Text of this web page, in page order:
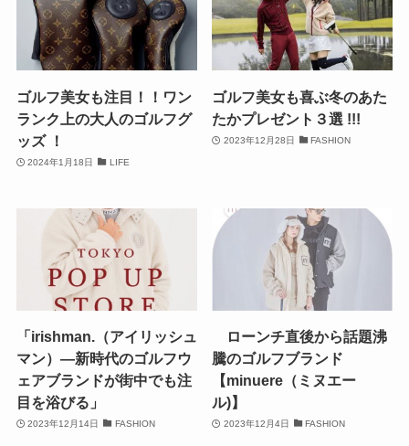
ゴルフ美女も注目！！ワン
ランク上の大人のゴルフグ
ッズ ！
2024年1月18日 LIFE
ゴルフ美女も喜ぶ冬のあた
たかプレゼント３選 !!!
2023年12月28日 FASHION
「irishman.（アイリッシュ
マン）―新時代のゴルフウ
ェアブランドが街中でも注
目を浴びる」
2023年12月14日 FASHION
ローンチ直後から話題沸
騰のゴルフブランド
【minuere（ミヌエー
ル)】
2023年12月4日 FASHION